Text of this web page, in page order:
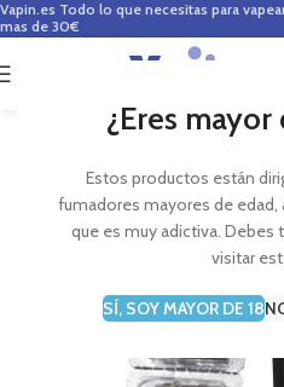
¿Eres mayor
Estos productos están
fumadores mayores de
que es muy adictiva. Debes
visitar
SÍ, SOY MAYOR DE 18
Vapin.es Todo lo que necesitas para
mas de 30€